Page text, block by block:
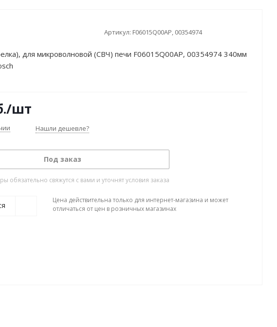
Артикул: F06015Q00AP, 00354974
для микроволновой (СВЧ) печи F06015Q00AP, 00354974 340мм
/шт
Нашли дешевле?
Под заказ
обязательно свяжутся с вами и уточнят условия заказа
Цена действительна только для интернет-магазина и может
отличаться от цен в розничных магазинах